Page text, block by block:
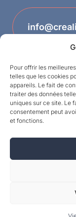
Pour offrir les
telles que les cookies
appareils. Le fait de
traiter des données
uniques sur ce site. Le
consentement peut
et fonctions.
©MPI 2026 –
Marke von
Designed by